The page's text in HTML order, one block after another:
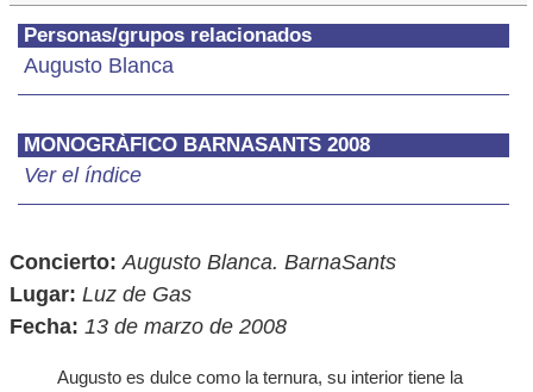
Personas/grupos relacionados
Augusto Blanca
MONOGRÀFICO BARNASANTS 2008
Ver el índice
Concierto: Augusto Blanca. BarnaSants
Lugar: Luz de Gas
Fecha: 13 de marzo de 2008
Augusto es dulce como la ternura, su interior tiene la